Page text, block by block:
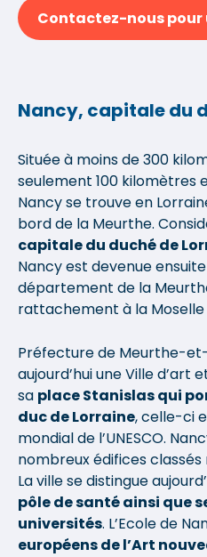
Contactez-nous pour
Nancy, capitale du
Située à moins de 300
seulement 100 kilomètres
Nancy se trouve en
bord de la Meurthe.
capitale du duché de
Nancy est devenue
département de la
rattachement à la Moselle
Préfecture de Meurthe-
aujourd’hui une Ville d’art
sa place Stanislas qui
duc de Lorraine, celle-ci
mondial de l’UNESCO.
nombreux édifices
La ville se distingue
pôle de santé ainsi que
universités. L’Ecole de
européens de l’Art